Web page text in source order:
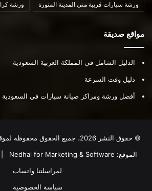
ورشة سيارات قريبة مني المدينة المنورة ورشة
مواقع صديقة
الدليل الشامل في المملكة العربية السعودية
دليل وقت السرعة
أفضل ورشة ومراكز صيانة سيارات في السعودية
© حقوق النشر 2026، جميع الحقوق محفوظة لموقع
الموقع: Nedhal for Marketing & Software
لمراسلتنا واتساب
سياسة الخصوصية